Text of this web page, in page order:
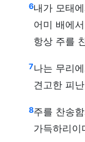
6내가 모태
어미 배에
항상 주를
7나는 무리
견고한 피
8주를 찬송
가득하리이